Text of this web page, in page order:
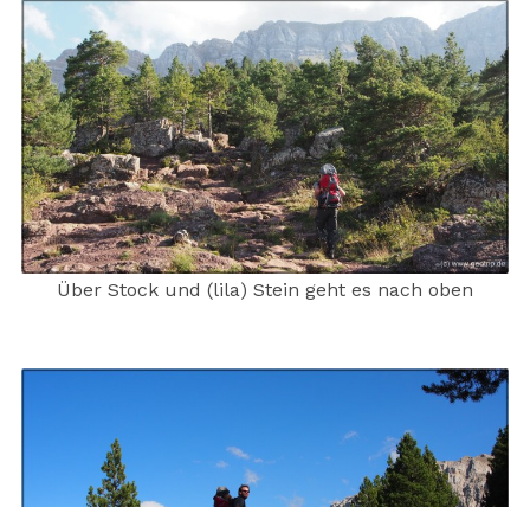
Über Stock und (lila) Stein geht es nach oben